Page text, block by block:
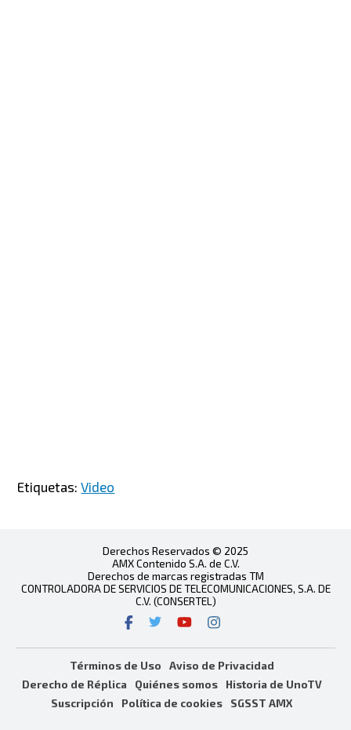
Etiquetas:Video
Derechos Reservados © 2025
AMX Contenido S.A. de C.V.
Derechos de marcas registradas TM
CONTROLADORA DE SERVICIOS DE TELECOMUNICACIONES, S.A. DE
C.V. (CONSERTEL)
Términos de Uso
Aviso de Privacidad
Derecho de Réplica
Quiénes somos
Historia de UnoTV
Suscripción
Política de cookies SGSST AMX